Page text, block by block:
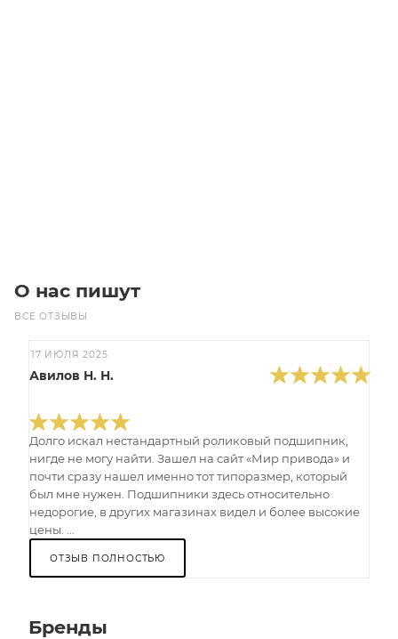
О нас пишут
ВСЕ ОТЗЫВЫ
17 ИЮЛЯ 2025
Авилов Н. Н.
Долго искал нестандартный роликовый подшипник,
нигде не могу найти. Зашел на сайт «Мир привода» и
почти сразу нашел именно тот типоразмер, который
был мне нужен. Подшипники здесь относительно
недорогие, в других магазинах видел и более высокие
цены. ...
ОТЗЫВ ПОЛНОСТЬЮ
Бренды